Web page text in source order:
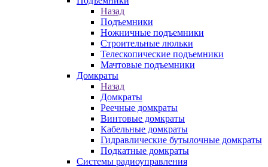
Назад
Подъемники
Ножничные подъемники
Строительные люльки
Телескопические подъемники
Мачтовые подъемники
Домкраты
Назад
Домкраты
Реечные домкраты
Винтовые домкраты
Кабельные домкраты
Гидравлические бутылочные домкраты
Подкатные домкраты
Системы радиоуправления